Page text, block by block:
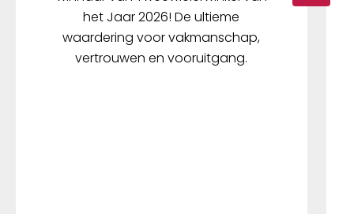
het Jaar 2026! De ultieme
waardering voor vakmanschap,
vertrouwen en vooruitgang.